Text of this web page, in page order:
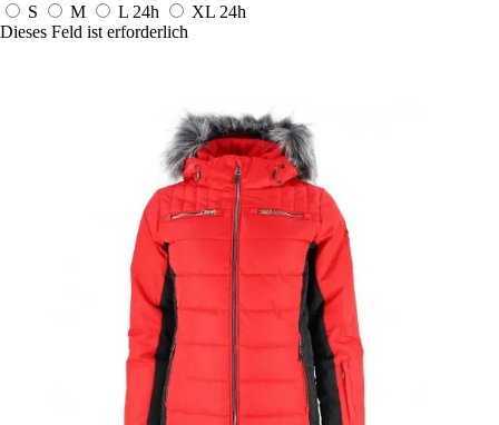
S
M L 24h XL 24h
Dieses Feld ist erforderlich